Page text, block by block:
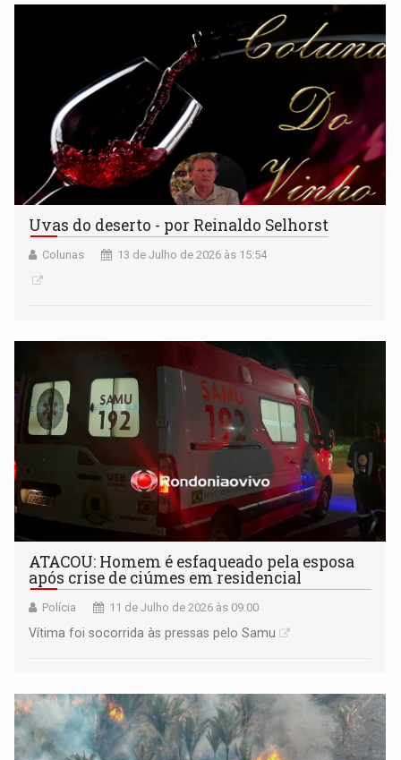
Uvas do deserto - por Reinaldo Selhorst
Colunas 13 de Julho de 2026 às 15:54
ATACOU: Homem é esfaqueado pela esposa
após crise de ciúmes em residencial
Polícia 11 de Julho de 2026 às 09:00
Vítima foi socorrida às pressas pelo Samu